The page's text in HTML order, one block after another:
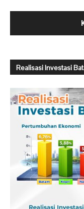
Realisasi Investasi